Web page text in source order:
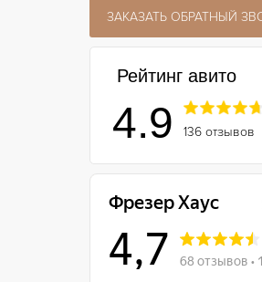
ЗАКАЗАТЬ ОБРАТНЫЙ
Рейтинг авито
4.9 136 отзывов